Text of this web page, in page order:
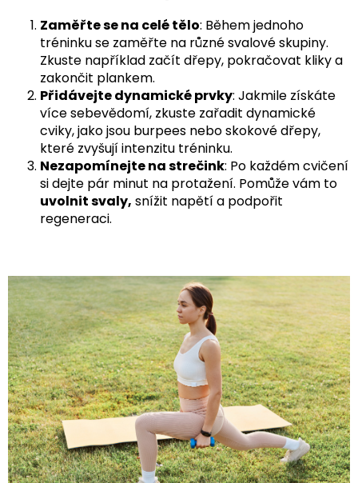
Zaměřte se na celé tělo: Během jednoho
tréninku se zaměřte na různé svalové skupiny.
Zkuste například začít dřepy, pokračovat kliky a
zakončit plankem.
Přidávejte dynamické prvky: Jakmile získáte
více sebevědomí, zkuste zařadit dynamické
cviky, jako jsou burpees nebo skokové dřepy,
které zvyšují intenzitu tréninku.
Nezapomínejte na strečink: Po každém cvičení
si dejte pár minut na protažení. Pomůže vám to
uvolnit svaly, snížit napětí a podpořit
regeneraci.